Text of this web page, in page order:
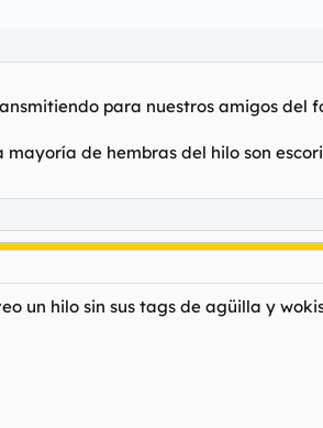
para nuestros amigos del
de hembras del hilo son
un hilo sin sus tags de agüilla y